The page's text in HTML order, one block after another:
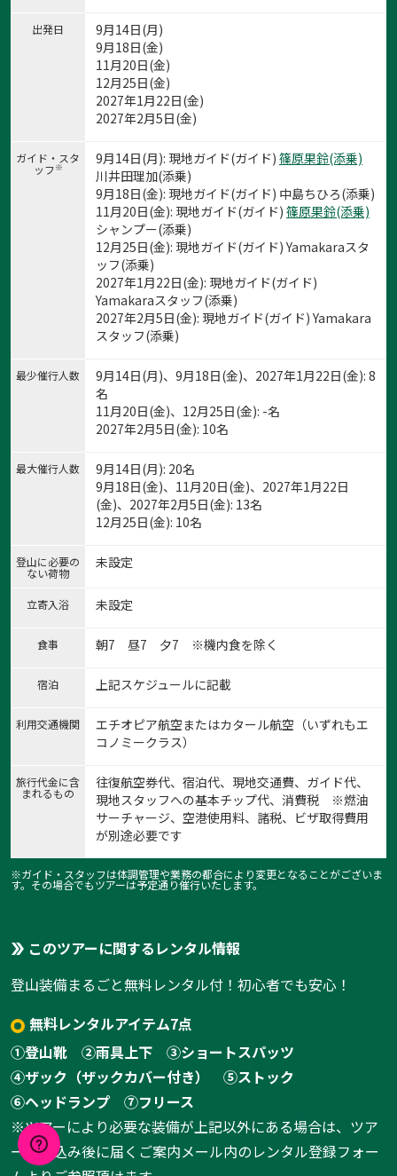
出発日
9月14日(月)
9月18日(金)
11月20日(金)
12月25日(金)
2027年1月22日(金)
2027年2月5日(金)
ガイド・スタ
ッフ※ 9月14日(月): 現地ガイド(ガイド) 篠原果鈴(添乗)
川井田理加(添乗)
9月18日(金): 現地ガイド(ガイド) 中島ちひろ(添乗)
11月20日(金): 現地ガイド(ガイド) 篠原果鈴(添乗)
シャンプー(添乗)
12月25日(金): 現地ガイド(ガイド) Yamakaraスタ
ッフ(添乗)
2027年1月22日(金): 現地ガイド(ガイド)
Yamakaraスタッフ(添乗)
2027年2月5日(金): 現地ガイド(ガイド) Yamakara
スタッフ(添乗)
最少催行人数
9月14日(月)、9月18日(金)、2027年1月22日(金): 8
名
11月20日(金)、12月25日(金): -名
2027年2月5日(金): 10名
最大催行人数
9月14日(月): 20名
9月18日(金)、11月20日(金)、2027年1月22日
(金)、2027年2月5日(金): 13名
12月25日(金): 10名
登山に必要の
ない荷物
未設定
立寄入浴 未設定
食事 朝7 昼7 夕7 ※機内食を除く
宿泊 上記スケジュールに記載
利用交通機関
エチオピア航空またはカタール航空（いずれもエ
コノミークラス）
旅行代金に含
まれるもの
往復航空券代、宿泊代、現地交通費、ガイド代、
現地スタッフへの基本チップ代、消費税 ※燃油
サーチャージ、空港使用料、諸税、ビザ取得費用
が別途必要です
※ガイド・スタッフは体調管理や業務の都合により変更となることがございま
す。その場合でもツアーは予定通り催行いたします。
このツアーに関するレンタル情報
登山装備まるごと無料レンタル付！初心者でも安心！
無料レンタルアイテム7点
①登山靴
②雨具上下
③ショートスパッツ
④ザック（ザックカバー付き）
⑤ストック
⑥ヘッドランプ
⑦フリース
※ツアーにより必要な装備が上記以外にある場合は、ツア
ーお申込み後に届くご案内メール内のレンタル登録フォー